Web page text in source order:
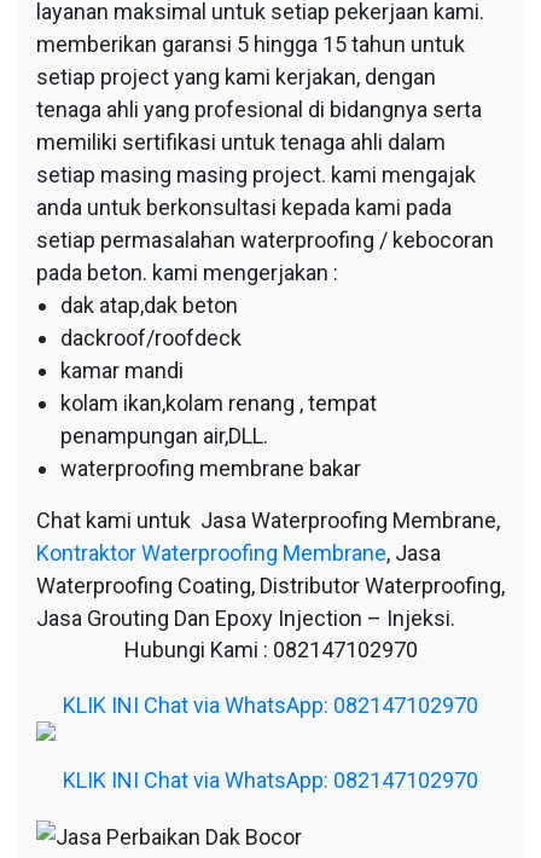
layanan maksimal untuk setiap pekerjaan kami.
memberikan garansi 5 hingga 15 tahun untuk
setiap project yang kami kerjakan, dengan
tenaga ahli yang profesional di bidangnya serta
memiliki sertifikasi untuk tenaga ahli dalam
setiap masing masing project. kami mengajak
anda untuk berkonsultasi kepada kami pada
setiap permasalahan waterproofing / kebocoran
pada beton. kami mengerjakan :
dak atap,dak beton
dackroof/roofdeck
kamar mandi
kolam ikan,kolam renang , tempat
penampungan air,DLL.
waterproofing membrane bakar
Chat kami untuk Jasa Waterproofing Membrane,
Kontraktor Waterproofing Membrane, Jasa
Waterproofing Coating, Distributor Waterproofing,
Jasa Grouting Dan Epoxy Injection – Injeksi.
Hubungi Kami : 082147102970
KLIK INI Chat via WhatsApp: 082147102970
KLIK INI Chat via WhatsApp: 082147102970